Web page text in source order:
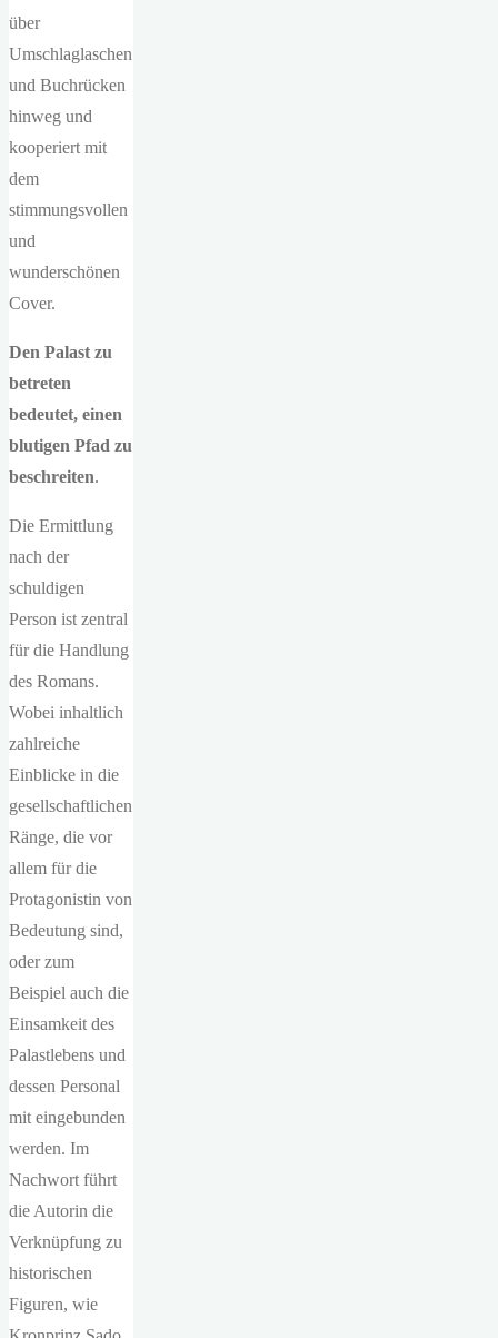
über
Umschlaglaschen
und Buchrücken
hinweg und
kooperiert mit
dem
stimmungsvollen
und
wunderschönen
Cover.
Den Palast zu
betreten
bedeutet, einen
blutigen Pfad zu
beschreiten.
Die Ermittlung
nach der
schuldigen
Person ist zentral
für die Handlung
des Romans.
Wobei inhaltlich
zahlreiche
Einblicke in die
gesellschaftlichen
Ränge, die vor
allem für die
Protagonistin von
Bedeutung sind,
oder zum
Beispiel auch die
Einsamkeit des
Palastlebens und
dessen Personal
mit eingebunden
werden. Im
Nachwort führt
die Autorin die
Verknüpfung zu
historischen
Figuren, wie